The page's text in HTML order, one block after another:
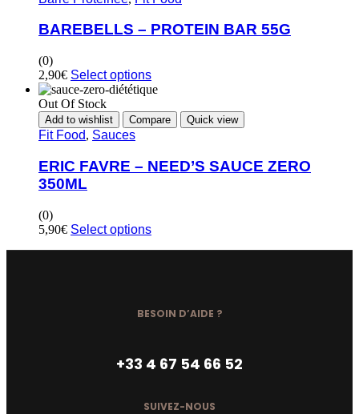
BAREBELLS – PROTEIN BAR 55G
(0)
2,90€ Select options
Out Of Stock
Add to wishlist Compare Quick view
Fit Food, Sauces
ERIC FAVRE – NEED’S SAUCE ZERO
350ML
(0)
5,90€ Select options
BESOIN D’AIDE ?
+33 4 67 54 66 52
SUIVEZ-NOUS